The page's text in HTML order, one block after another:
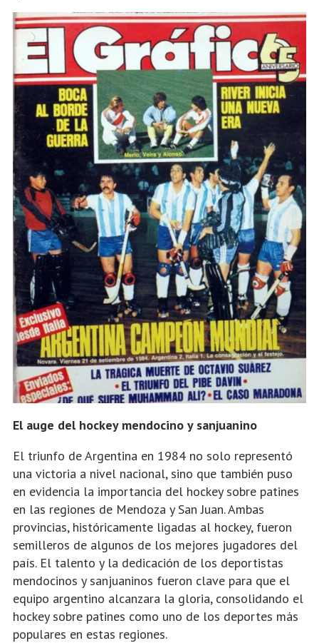
El auge del hockey mendocino y sanjuanino
El triunfo de Argentina en 1984 no solo representó
una victoria a nivel nacional, sino que también puso
en evidencia la importancia del hockey sobre patines
en las regiones de Mendoza y San Juan. Ambas
provincias, históricamente ligadas al hockey, fueron
semilleros de algunos de los mejores jugadores del
país. El talento y la dedicación de los deportistas
mendocinos y sanjuaninos fueron clave para que el
equipo argentino alcanzara la gloria, consolidando el
hockey sobre patines como uno de los deportes más
populares en estas regiones.